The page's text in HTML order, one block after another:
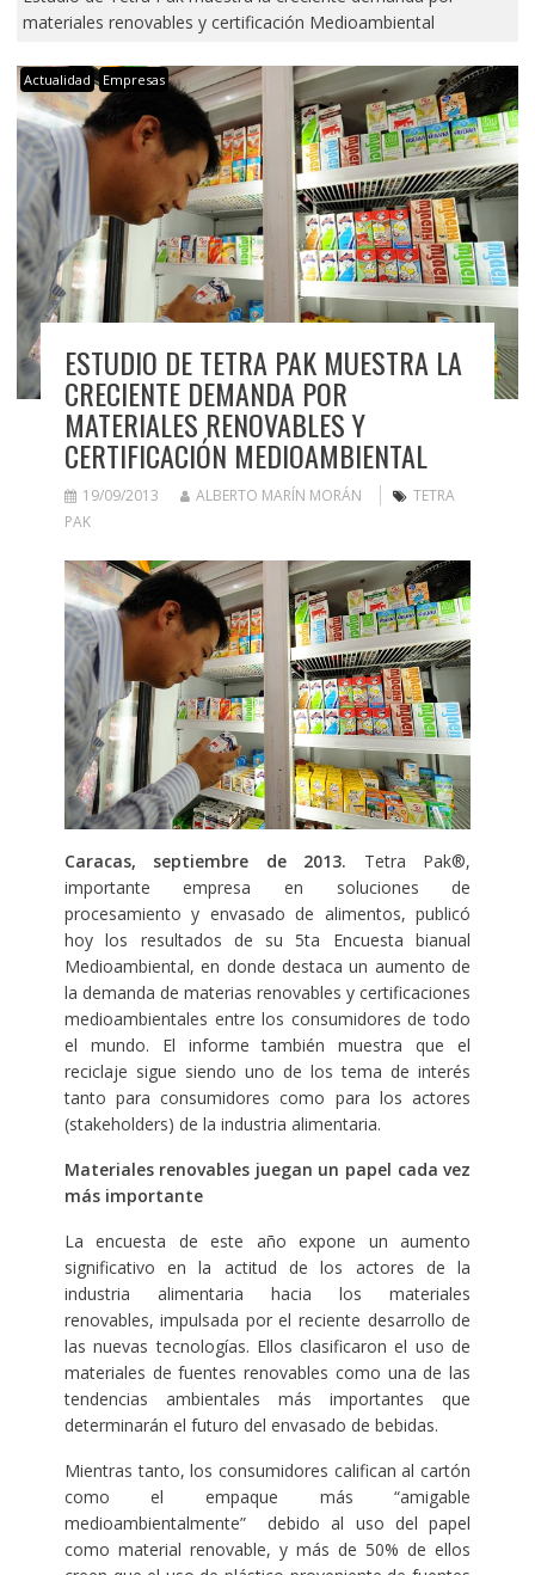
materiales renovables y certificación Medioambiental
Actualidad Empresas
ESTUDIO DE TETRA PAK MUESTRA LA
CRECIENTE DEMANDA POR
MATERIALES RENOVABLES Y
CERTIFICACIÓN MEDIOAMBIENTAL
19/09/2013 ALBERTO MARÍN MORÁN
TETRA
PAK
Caracas, septiembre de 2013. Tetra Pak®,
importante empresa en soluciones de
procesamiento y envasado de alimentos, publicó
hoy los resultados de su 5ta Encuesta bianual
Medioambiental, en donde destaca un aumento de
la demanda de materias renovables y certificaciones
medioambientales entre los consumidores de todo
el mundo. El informe también muestra que el
reciclaje sigue siendo uno de los tema de interés
tanto para consumidores como para los actores
(stakeholders) de la industria alimentaria.
Materiales renovables juegan un papel cada vez
más importante
La encuesta de este año expone un aumento
significativo en la actitud de los actores de la
industria alimentaria hacia los materiales
renovables, impulsada por el reciente desarrollo de
las nuevas tecnologías. Ellos clasificaron el uso de
materiales de fuentes renovables como una de las
tendencias ambientales más importantes que
determinarán el futuro del envasado de bebidas.
Mientras tanto, los consumidores califican al cartón
como el empaque más “amigable
medioambientalmente” debido al uso del papel
como material renovable, y más de 50% de ellos